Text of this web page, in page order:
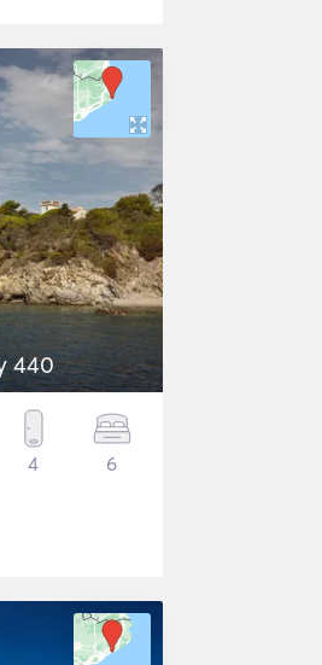
440
4 6